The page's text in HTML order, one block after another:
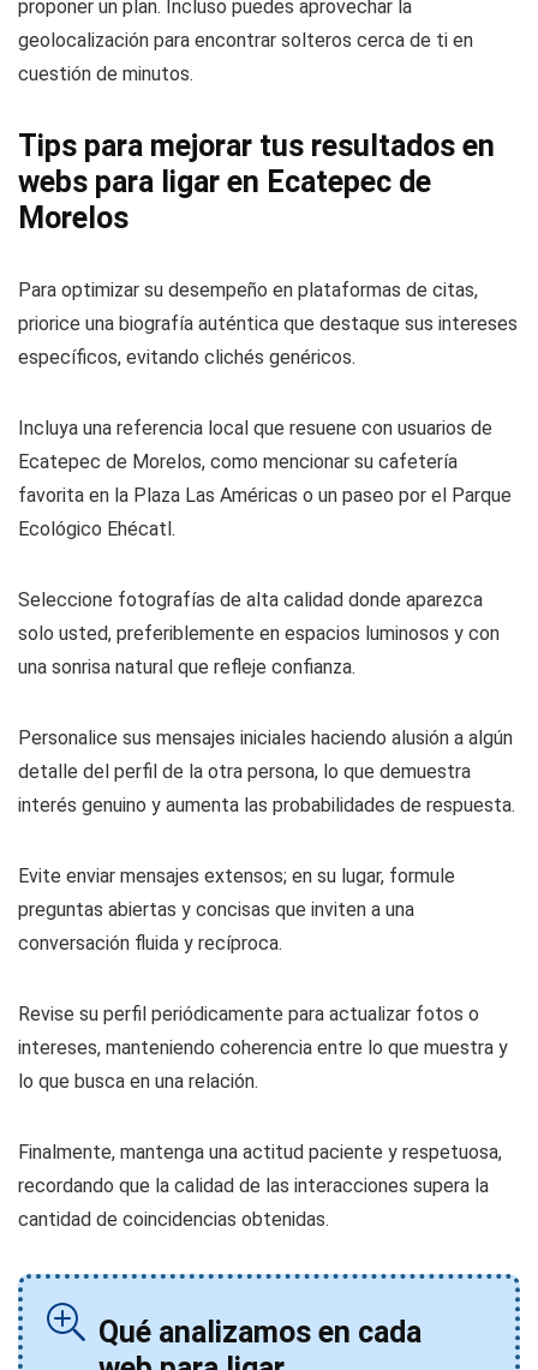
proponer un plan. Incluso puedes aprovechar la
geolocalización para encontrar solteros cerca de ti en
cuestión de minutos.
Tips para mejorar tus resultados en
webs para ligar en Ecatepec de
Morelos
Para optimizar su desempeño en plataformas de citas,
priorice una biografía auténtica que destaque sus intereses
específicos, evitando clichés genéricos.
Incluya una referencia local que resuene con usuarios de
Ecatepec de Morelos, como mencionar su cafetería
favorita en la Plaza Las Américas o un paseo por el Parque
Ecológico Ehécatl.
Seleccione fotografías de alta calidad donde aparezca
solo usted, preferiblemente en espacios luminosos y con
una sonrisa natural que refleje confianza.
Personalice sus mensajes iniciales haciendo alusión a algún
detalle del perfil de la otra persona, lo que demuestra
interés genuino y aumenta las probabilidades de respuesta.
Evite enviar mensajes extensos; en su lugar, formule
preguntas abiertas y concisas que inviten a una
conversación fluida y recíproca.
Revise su perfil periódicamente para actualizar fotos o
intereses, manteniendo coherencia entre lo que muestra y
lo que busca en una relación.
Finalmente, mantenga una actitud paciente y respetuosa,
recordando que la calidad de las interacciones supera la
cantidad de coincidencias obtenidas.
Qué analizamos en cada